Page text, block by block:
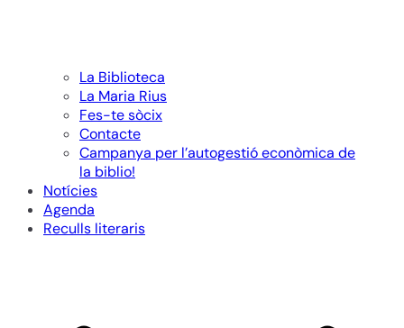
La Biblioteca
La Maria Rius
Fes-te sòcix
Contacte
Campanya per l’autogestió econòmica de
la biblio!
Notícies
Agenda
Reculls literaris